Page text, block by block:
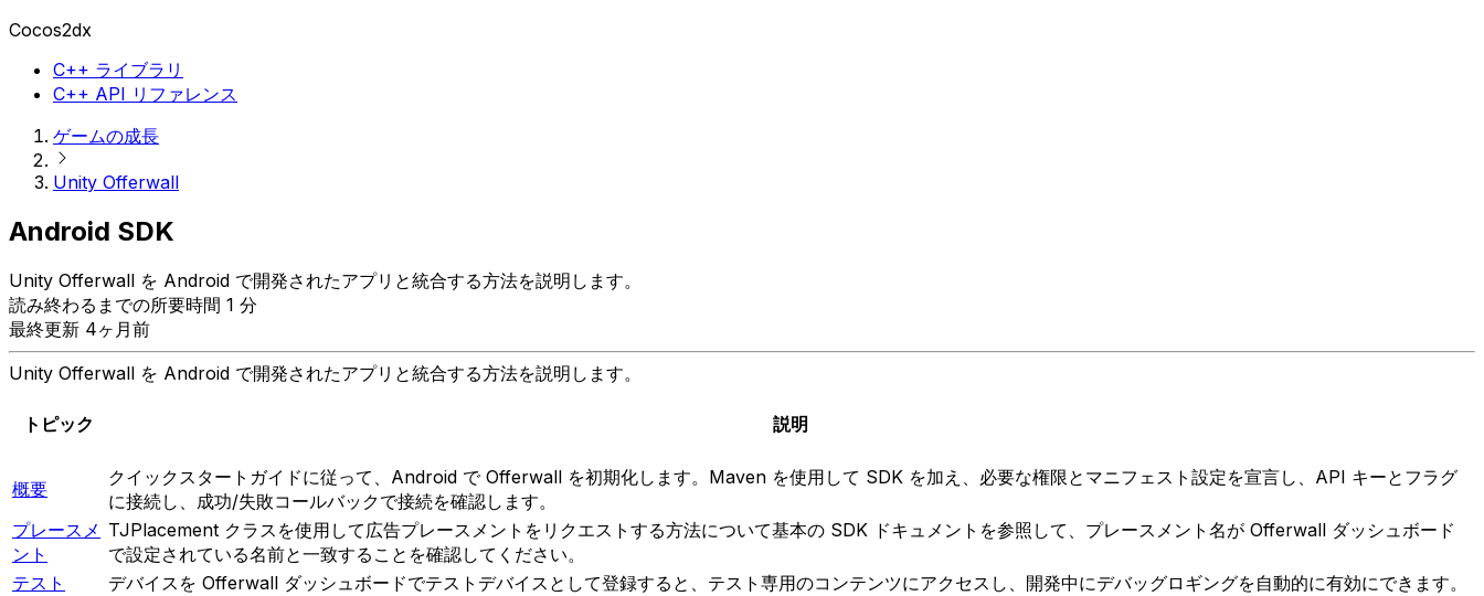
Cocos2dx
C++ ライブラリ
C++ API リファレンス
ゲームの成長
Unity Offerwall
Android SDK
Unity Offerwall を Android で開発されたアプリと統合する方法を説明します。
読み終わるまでの所要時間 1 分
最終更新 4ヶ月前
Unity Offerwall を Android で開発されたアプリと統合する方法を説明します。
トピック 説明
概要
クイックスタートガイドに従って、Android で Offerwall を初期化します。Maven を使用して SDK を加え、必要な権限とマニフェスト設定を宣言し、API キーとフラグ
に接続し、成功/失敗コールバックで接続を確認します。
プレースメ
ント
TJPlacement クラスを使用して広告プレースメントをリクエストする方法について基本の SDK ドキュメントを参照して、プレースメント名が Offerwall ダッシュボード
で設定されている名前と一致することを確認してください。
テスト
デバイスを Offerwall ダッシュボードでテストデバイスとして登録すると、テスト専用のコンテンツにアクセスし、開発中にデバッグロギングを自動的に有効にできます。